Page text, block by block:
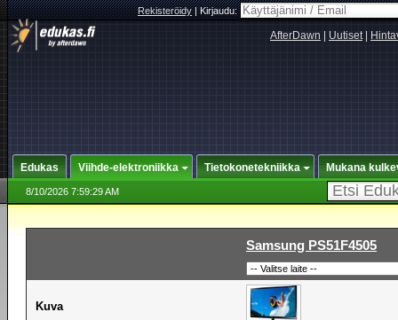
Rekisteröidy|Kirjaudu:
AfterDawn Uutiset|
Edukas Viihde-elektroniikka Tietokonetekniikka Mukana
8/10/2026 7:59:29 AM
Samsung PS51F4505
Kuva